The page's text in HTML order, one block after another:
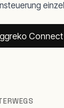
Connect